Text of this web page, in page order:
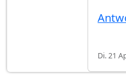
Di. 21